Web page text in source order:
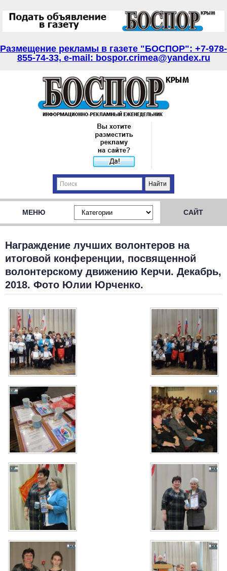
Размещение рекламы в газете "БОСПОР": +7-978-
855-74-33, e-mail: bospor.crimea@yandex.ru
МЕНЮ САЙТ
Награждение лучших волонтеров на
итоговой конференции, посвященной
волонтерскому движению Керчи. Декабрь,
2018. Фото Юлии Юрченко.